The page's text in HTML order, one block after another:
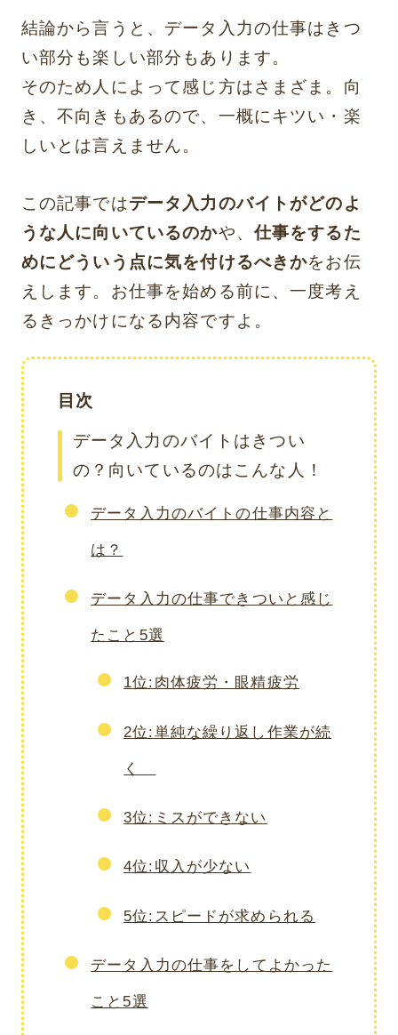
結論から言うと、データ入力の仕事はきつ
い部分も楽しい部分もあります。
そのため人によって感じ方はさまざま。向
き、不向きもあるので、一概にキツい・楽
しいとは言えません。
この記事ではデータ入力のバイトがどのよ
うな人に向いているのかや、 仕事をするた
めにどういう点に気を付けるべきかをお伝
えします。お仕事を始める前に、一度考え
るきっかけになる内容ですよ。
目次
データ入力のバイトはきつい
の？向いているのはこんな人！
データ入力のバイトの仕事内容と
は？
データ入力の仕事できついと感じ
たこと5選
1位:肉体疲労・眼精疲労
2位:単純な繰り返し作業が続
く
3位:ミスができない
4位:収入が少ない
5位:スピードが求められる
データ入力の仕事をしてよかった
こと5選